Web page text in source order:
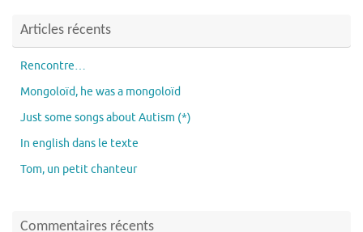
Articles récents
Rencontre…
Mongoloïd, he was a mongoloïd
Just some songs about Autism (*)
In english dans le texte
Tom, un petit chanteur
Commentaires récents